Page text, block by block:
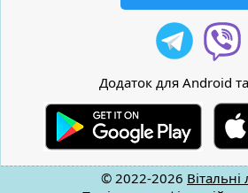
Додаток для Android
© 2022-2026 Вітальні